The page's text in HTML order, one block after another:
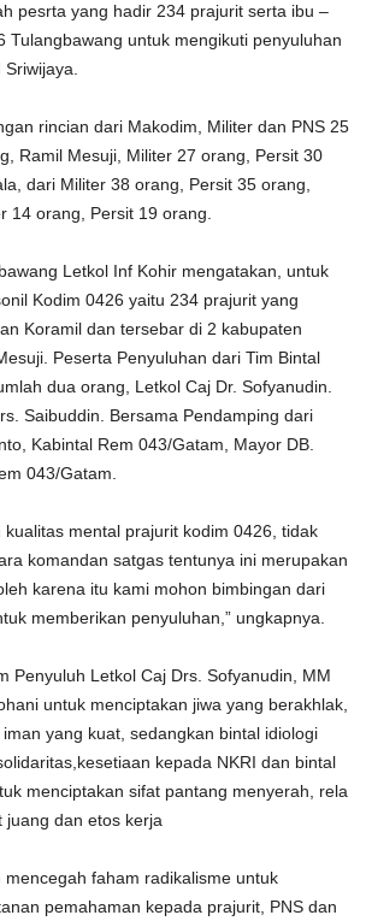
pesrta yang hadir 234 prajurit serta ibu –
Tulangbawang untuk mengikuti penyuluhan
rincian dari Makodim, Militer dan PNS 25
Ramil Mesuji, Militer 27 orang, Persit 30
dari Militer 38 orang, Persit 35 orang,
14 orang, Persit 19 orang.
Letkol Inf Kohir mengatakan, untuk
Kodim 0426 yaitu 234 prajurit yang
Koramil dan tersebar di 2 kabupaten
Peserta Penyuluhan dari Tim Bintal
dua orang, Letkol Caj Dr. Sofyanudin.
Saibuddin. Bersama Pendamping dari
Kabintal Rem 043/Gatam, Mayor DB.
043/Gatam.
kualitas mental prajurit kodim 0426, tidak
komandan satgas tentunya ini merupakan
karena itu kami mohon bimbingan dari
memberikan penyuluhan,” ungkapnya.
Penyuluh Letkol Caj Drs. Sofyanudin, MM
untuk menciptakan jiwa yang berakhlak,
yang kuat, sedangkan bintal idiologi
kepada NKRI dan bintal
menciptakan sifat pantang menyerah, rela
juang dan etos kerja
mencegah faham radikalisme untuk
pemahaman kepada prajurit, PNS dan